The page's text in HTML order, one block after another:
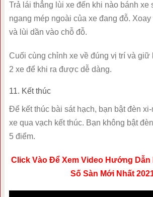
Trả lái thẳng lùi xe đến khi nào bánh xe
ngang mép ngoài của xe đang đỗ.
và lùi dần vào chỗ đỗ.
Cuối cùng chỉnh xe về đúng vị trí và
2 xe để khi ra được dễ dàng.
11. Kết thúc
Để kết thúc bài sát hạch, bạn bật đèn
xe qua vạch kết thúc. Bạn không bật
5 điểm.
Click Vào Để Xem Video Hướng Dẫn
Số Sàn Mới Nhất